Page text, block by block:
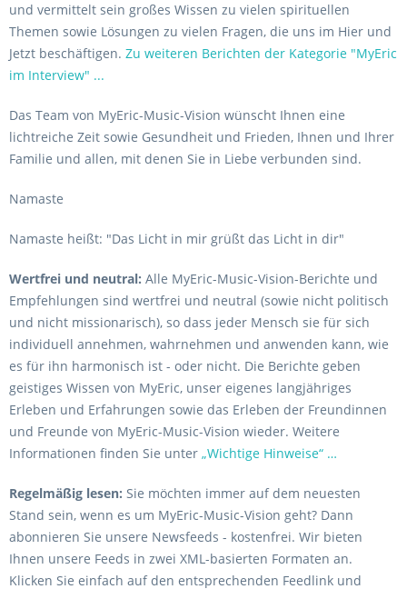
und vermittelt sein großes Wissen zu vielen spirituellen
Themen sowie Lösungen zu vielen Fragen, die uns im Hier und
Jetzt beschäftigen. Zu weiteren Berichten der Kategorie "MyEric
im Interview" ...
Das Team von MyEric-Music-Vision wünscht Ihnen eine
lichtreiche Zeit sowie Gesundheit und Frieden, Ihnen und Ihrer
Familie und allen, mit denen Sie in Liebe verbunden sind.
Namaste
Namaste heißt: "Das Licht in mir grüßt das Licht in dir"
Wertfrei und neutral: Alle MyEric-Music-Vision-Berichte und
Empfehlungen sind wertfrei und neutral (sowie nicht politisch
und nicht missionarisch), so dass jeder Mensch sie für sich
individuell annehmen, wahrnehmen und anwenden kann, wie
es für ihn harmonisch ist - oder nicht. Die Berichte geben
geistiges Wissen von MyEric, unser eigenes langjähriges
Erleben und Erfahrungen sowie das Erleben der Freundinnen
und Freunde von MyEric-Music-Vision wieder. Weitere
Informationen finden Sie unter „Wichtige Hinweise“ …
Regelmäßig lesen: Sie möchten immer auf dem neuesten
Stand sein, wenn es um MyEric-Music-Vision geht? Dann
abonnieren Sie unsere Newsfeeds - kostenfrei. Wir bieten
Ihnen unsere Feeds in zwei XML-basierten Formaten an.
Klicken Sie einfach auf den entsprechenden Feedlink und